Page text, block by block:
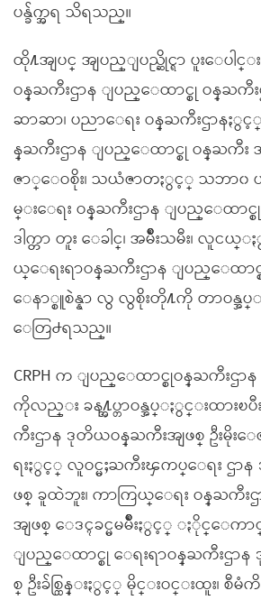
ပန္ခ်က္အရ သိရသည္။
ထို႔အျပင္ အျပည္ျပည္ဆိုင္ရာ ပူးေပါ
ဝန္ႀကီးဌာန ျပည္ေထာင္စု ဝန္ႀကီး
ဆာဆာ၊ ပညာေရး ဝန္ႀကီးဌာနႏွ
န္ႀကီးဌာန ျပည္ေထာင္စု ဝန္ႀကီး
ဇာ္ေဝစိုး၊ သယံဇာတႏွင့္ သဘာ၀
မ္းေရး ဝန္ႀကီးဌာန ျပည္ေထာင္
ဒါက္တာ တူး ေခါင္၊ အမ်ိဳးသမီး၊ လူ
ယ္ေရးရာဝန္ႀကီးဌာန ျပည္ေထာင္
ေနာ္စူစဲန္နာ လွ လွစိုးတို႔ကို တာဝန္အ
ေတြ႕ရသည္။
CRPH က ျပည္ေထာင္စုဝန္ႀကီးဌာ
ကိုလည္း ခန႔္အပ္တာဝန္အပ္ႏွင္းထားၿ
ကီးဌာန ဒုတိယဝန္ႀကီးအျဖစ္ ဦးမိုးေ
ရးႏွင့္ လူဝင္မႈႀကီးၾကပ္ေရး ဌာ
ဖစ္ ခူထဲဘူး၊ ကာကြယ္ေရး ဝန္ႀကီး
အျဖစ္ ေဒၚခင္မမမ်ိဳးႏွင့္ ႏိုင္ေကာင္
ျပည္ေထာင္စု ေရးရာဝန္ႀကီးဌာ
စ္ ဦးခ်စ္ထြန္းႏွင့္ မိုင္းဝင္းထူး၊